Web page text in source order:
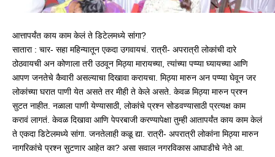
आत्तापर्यंत काय काम केलं ते डिटेलमध्ये सांगा?
सातारा : चार- सहा महिन्यातून एकदा उगवायचं. रात्री- अपरात्री लोकांची दारे
ठोठवायची अन कोणाला तरी उठवून मिठ्या मारायच्या, त्यांच्या पप्प्या घ्यायच्या आणि
आपण जनतेचे कैवारी असल्याचा दिखावा करायचा. मिठ्या मारुन अन पप्प्या घेवून जर
लोकांच्या घरात पाणी येत असते तर मीही ते केले असते. केवळ मिठ्या मारुन प्रश्‍न
सुटत नाहीत. नळाला पाणी येण्यासाठी, लोकांचे प्रश्‍न सोडवण्यासाठी प्रत्यक्ष काम
करावं लागतं. केवळ दिखावा आणि पेपरबाजी करण्यापेक्षा तुम्ही आतापर्यंत काय काम केलं
ते एकदा डिटेलमध्ये सांगा. जनतेलाही कळू द्या. रात्री- अपरात्री लोकांना मिठ्या मारुन
नागरिकांचे प्रश्‍न सुटणार आहेत का? असा सवाल नगरविकास आघाडीचे नेते आ.